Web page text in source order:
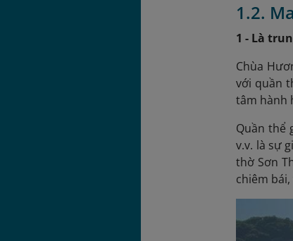
1.2.
1 - Là
Chùa
với quần
tâm hành
Quần thể
v.v. là sự
thờ Sơn
chiêm